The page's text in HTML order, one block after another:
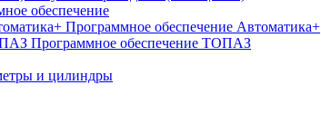
обеспечение
Программное обеспечение Автоматика+
Программное обеспечение ТОПАЗ
и цилиндры